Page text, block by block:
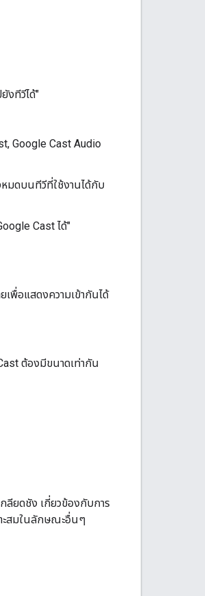
งทีวีได้"
Google Cast Audio
มดบนทีวีที่ใช้งานได้กับ
Cast ได้"
เพื่อแสดงความเข้ากันได้
ต้องมีขนาดเท่ากัน
ลียดชัง เกี่ยวข้องกับการ
ะสมในลักษณะอื่นๆ